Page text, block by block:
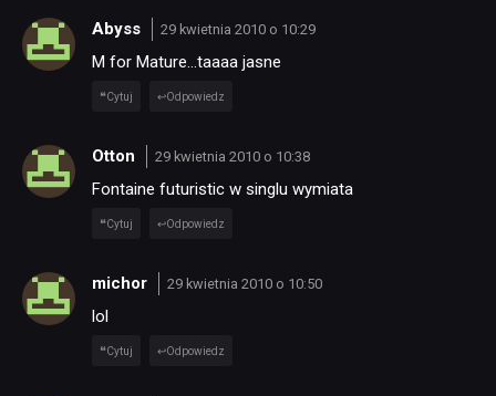
NEWSY
Abyss 29 kwietnia 2010 o 10:29
M for Mature…taaaa jasne
Cytuj Odpowiedz
Otton 29 kwietnia 2010 o 10:38
Fontaine futuristic w singlu wymiata
Cytuj Odpowiedz
michor 29 kwietnia 2010 o 10:50
lol
Cytuj Odpowiedz